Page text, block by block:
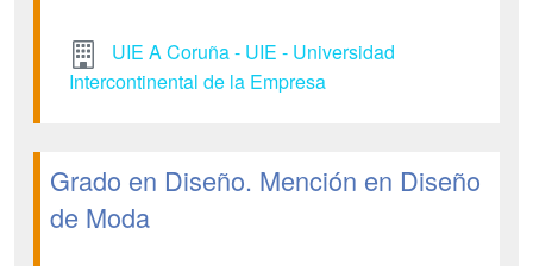
UIE A Coruña - UIE - Universidad
Intercontinental de la Empresa
Grado en Diseño. Mención en Diseño
de Moda